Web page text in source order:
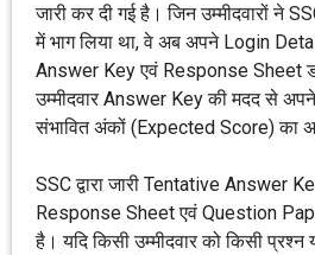
जारी कर दी गई है। जिन उम्मीदवारों ने
में भाग लिया था, वे अब अपने Login
Answer Key एवं Response Sheet
उम्मीदवार Answer Key की मदद से अपने
संभावित अंकों (Expected Score) का
SSC द्वारा जारी Tentative Answer
Response Sheet एवं Question
है। यदि किसी उम्मीदवार को किसी प्रश्न